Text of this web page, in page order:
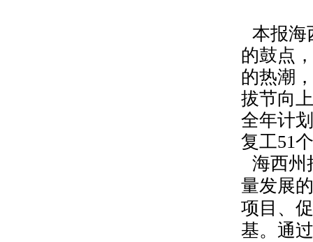
本报海
的鼓点
的热潮
拔节向
全年计
复工51
海西州
量发展
项目、
基。通